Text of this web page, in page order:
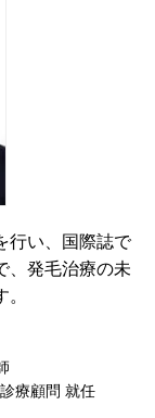
行い、国際誌で
、発毛治療の未
療顧問 就任